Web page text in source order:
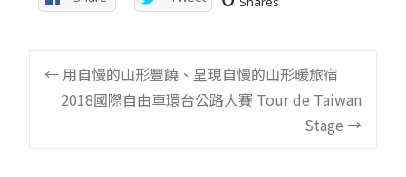
Post
navigation
← 用自慢的山形豐饒、呈現自慢的山形暖旅宿
2018國際自由車環台公路大賽 Tour de Taiwan
Stage →